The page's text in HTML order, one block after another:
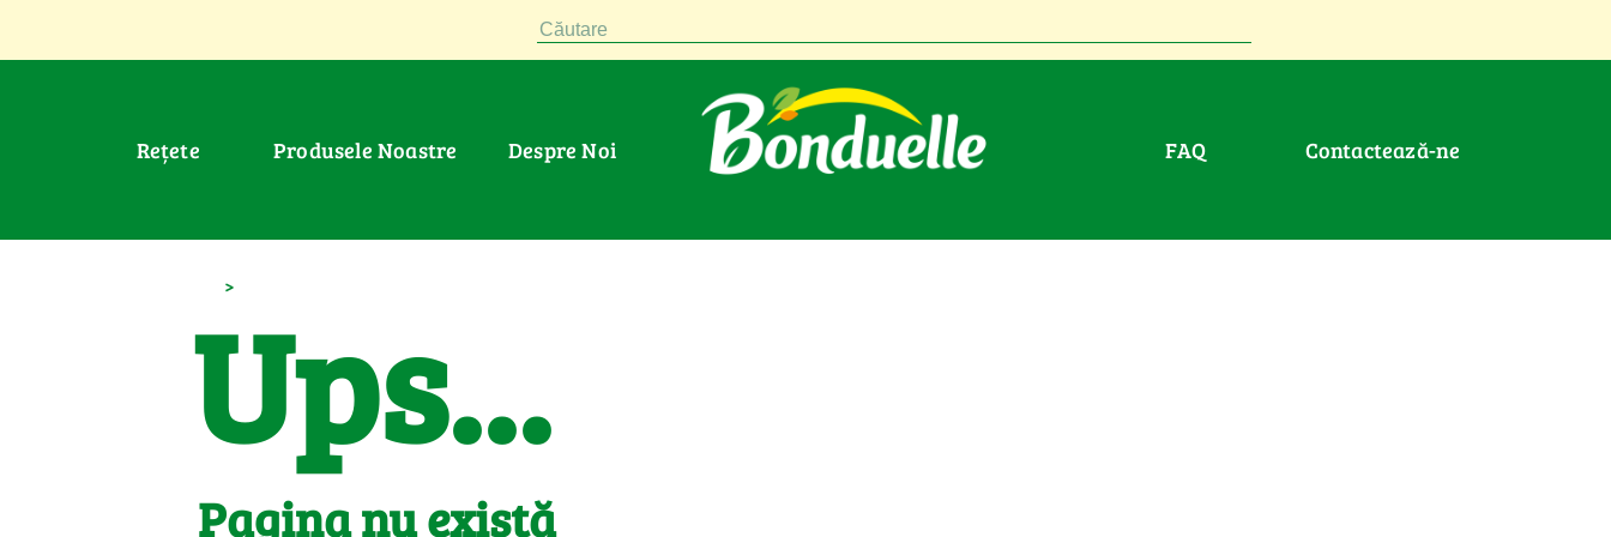
Căutare
Rețete Produsele Noastre Despre Noi FAQ Contactează-ne
>
Ups...
Pagina nu există